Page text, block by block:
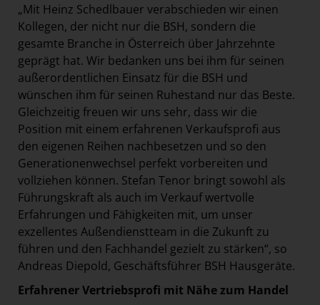
„Mit Heinz Schedlbauer verabschieden wir einen
Kollegen, der nicht nur die BSH, sondern die
gesamte Branche in Österreich über Jahrzehnte
geprägt hat. Wir bedanken uns bei ihm für seinen
außerordentlichen Einsatz für die BSH und
wünschen ihm für seinen Ruhestand nur das Beste.
Gleichzeitig freuen wir uns sehr, dass wir die
Position mit einem erfahrenen Verkaufsprofi aus
den eigenen Reihen nachbesetzen und so den
Generationenwechsel perfekt vorbereiten und
vollziehen können. Stefan Tenor bringt sowohl als
Führungskraft als auch im Verkauf wertvolle
Erfahrungen und Fähigkeiten mit, um unser
exzellentes Außendienstteam in die Zukunft zu
führen und den Fachhandel gezielt zu stärken“, so
Andreas Diepold, Geschäftsführer BSH Hausgeräte.
Erfahrener Vertriebsprofi mit Nähe zum Handel